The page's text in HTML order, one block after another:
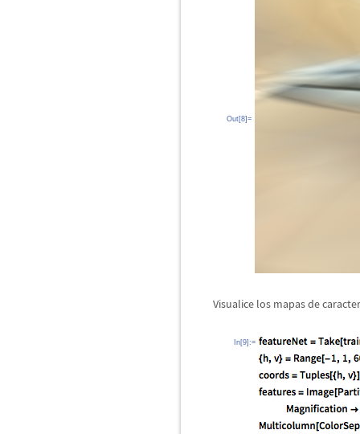
Out[8]=
Visualice los mapas de caracter
In[9]:=